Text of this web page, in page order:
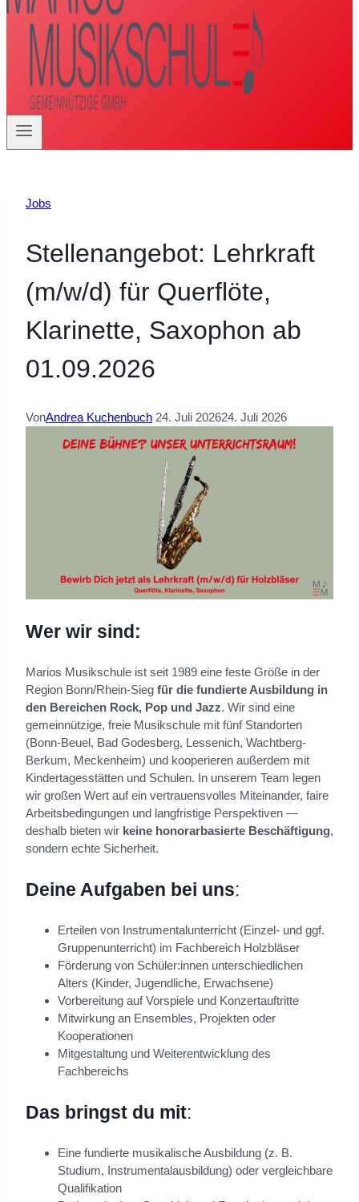
Jobs
Stellenangebot: Lehrkraft
(m/w/d) für Querflöte,
Klarinette, Saxophon ab
01.09.2026
VonAndrea Kuchenbuch 24. Juli 202624. Juli 2026
Wer wir sind:
Marios Musikschule ist seit 1989 eine feste Größe in der
Region Bonn/Rhein-Sieg für die fundierte Ausbildung in
den Bereichen Rock, Pop und Jazz. Wir sind eine
gemeinnützige, freie Musikschule mit fünf Standorten
(Bonn-Beuel, Bad Godesberg, Lessenich, Wachtberg-
Berkum, Meckenheim) und kooperieren außerdem mit
Kindertagesstätten und Schulen. In unserem Team legen
wir großen Wert auf ein vertrauensvolles Miteinander, faire
Arbeitsbedingungen und langfristige Perspektiven —
deshalb bieten wir keine honorarbasierte Beschäftigung,
sondern echte Sicherheit.
Deine Aufgaben bei uns:
Erteilen von Instrumentalunterricht (Einzel- und ggf.
Gruppenunterricht) im Fachbereich Holzbläser
Förderung von Schüler:innen unterschiedlichen
Alters (Kinder, Jugendliche, Erwachsene)
Vorbereitung auf Vorspiele und Konzertauftritte
Mitwirkung an Ensembles, Projekten oder
Kooperationen
Mitgestaltung und Weiterentwicklung des
Fachbereichs
Das bringst du mit:
Eine fundierte musikalische Ausbildung (z. B.
Studium, Instrumentalausbildung) oder vergleichbare
Qualifikation